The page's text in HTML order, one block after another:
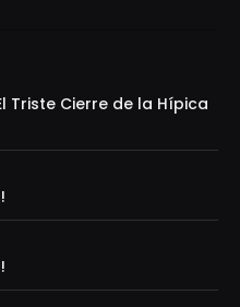
Triste Cierre de la Hípica